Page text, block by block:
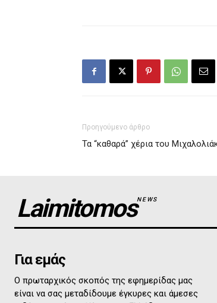
Προηγούμενο άρθρο
Τα “καθαρά” χέρια του
LaimitomosNEWS
Για εμάς
Ο πρωταρχικός σκοπός της εφημερίδας μας
είναι να σας μεταδίδουμε έγκυρες και άμεσες